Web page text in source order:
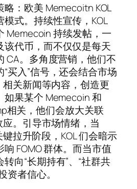
：欧美 Memecoitn KOL
式。持续性宣传，KOL
Memecoin 持续发帖，一
该代币，而不仅仅是每天
CA。多角度营销，他们不
买入”信号，还会结合市场
相关新闻等内容，创造更
果某个 Memecoin 和
相关，他们会放大关联
应。引导市场情绪，当
拉升阶段，KOL 们会暗示
FOMO 群体。而当市值
向“长期持有”、“社群共
资者信心。